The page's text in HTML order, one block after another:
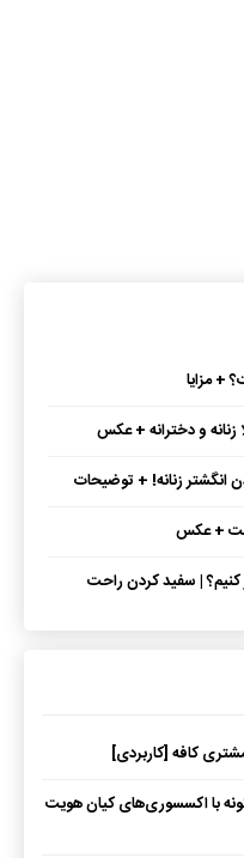
+ مزایا
و دخترانه + عکس
انگشتر زنانه! + توضیحات
+ عکس
کنیم؟ | سفید کردن راحت
با اکسسوری‌های کیان هویت